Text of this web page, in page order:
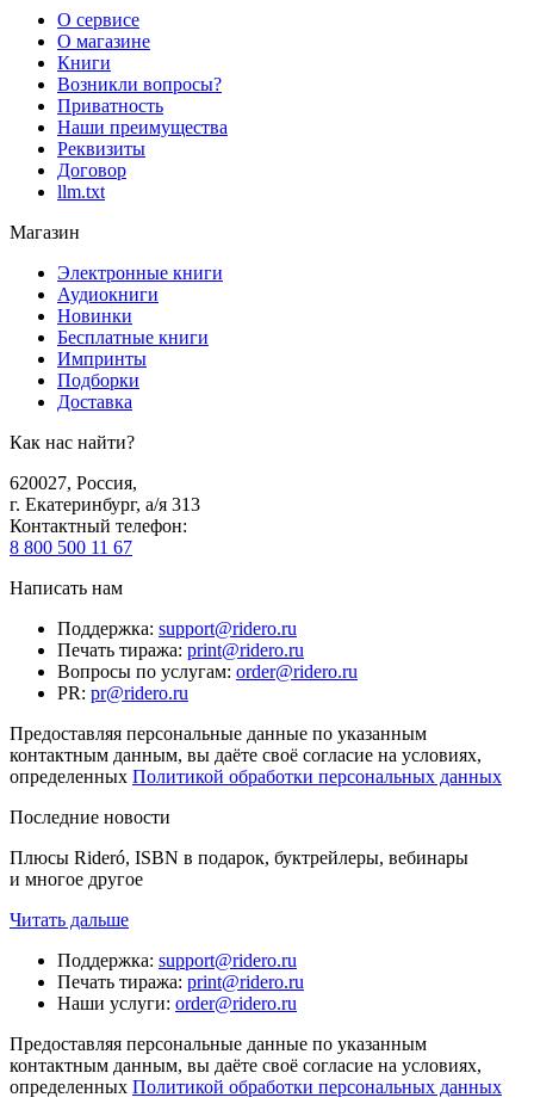
О сервисе
О магазине
Книги
Возникли вопросы?
Приватность
Наши преимущества
Реквизиты
Договор
llm.txt
Магазин
Электронные книги
Аудиокниги
Новинки
Бесплатные книги
Импринты
Подборки
Доставка
Как нас найти?
620027, Россия,
г. Екатеринбург, а/я 313
Контактный телефон:
8 800 500 11 67
Написать нам
Поддержка: support@ridero.ru
Печать тиража: print@ridero.ru
Вопросы по услугам: order@ridero.ru
PR: pr@ridero.ru
Предоставляя персональные данные по указанным
контактным данным, вы даёте своё согласие на условиях,
определенных Политикой обработки персональных данных
Последние новости
Плюсы Rideró, ISBN в подарок, буктрейлеры, вебинары
и многое другое
Читать дальше
Поддержка: support@ridero.ru
Печать тиража: print@ridero.ru
Наши услуги: order@ridero.ru
Предоставляя персональные данные по указанным
контактным данным, вы даёте своё согласие на условиях,
определенных Политикой обработки персональных данных